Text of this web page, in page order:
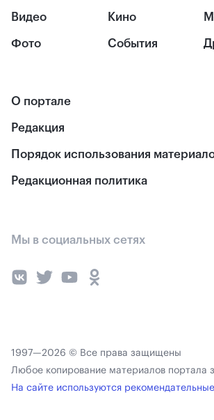
Видео
Фото
Кино
События
О портале
Редакция
Порядок использования
Редакционная политика
Мы в социальных сетях
1997—2026 © Все права защищены
Любое копирование материалов портала
На сайте используются